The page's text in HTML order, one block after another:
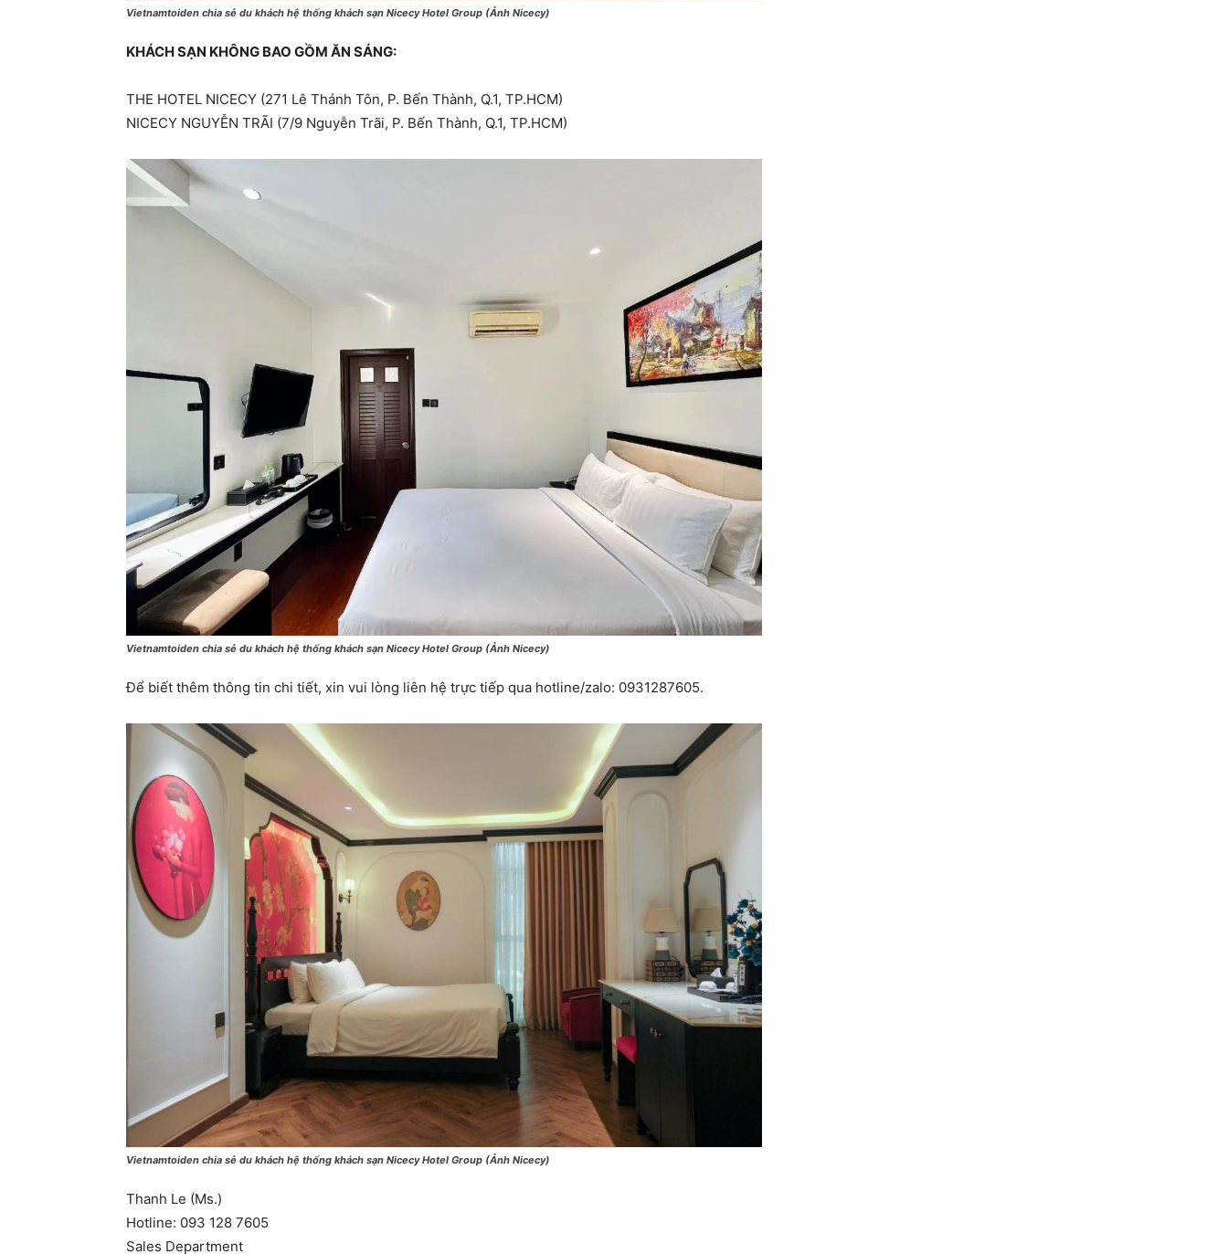
Vietnamtoiden chia sẻ du khách hệ thống khách sạn Nicecy Hotel Group (Ảnh Nicecy)
KHÁCH SẠN KHÔNG BAO GỒM ĂN SÁNG:
THE HOTEL NICECY (271 Lê Thánh Tôn, P. Bến Thành, Q.1, TP.HCM)
NICECY NGUYỄN TRÃI (7/9 Nguyễn Trãi, P. Bến Thành, Q.1, TP.HCM)
Vietnamtoiden chia sẻ du khách hệ thống khách sạn Nicecy Hotel Group (Ảnh Nicecy)
Để biết thêm thông tin chi tiết, xin vui lòng liên hệ trực tiếp qua hotline/zalo: 0931287605.
Vietnamtoiden chia sẻ du khách hệ thống khách sạn Nicecy Hotel Group (Ảnh Nicecy)
Thanh Le (Ms.)
Hotline: 093 128 7605
Sales Department